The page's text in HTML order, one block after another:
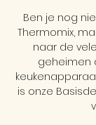
Ben je nog
Thermomix,
naar de
geheimen
is onze